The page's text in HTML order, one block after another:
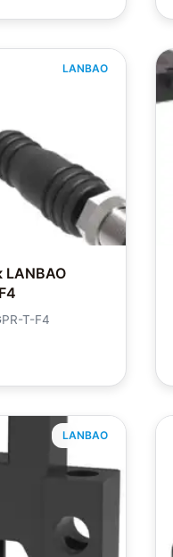
LANBAO
T-F4
LANBAO